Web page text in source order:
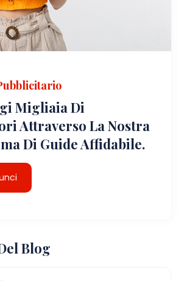
Migliaia Di
Attraverso La Nostra
Di Guide Affidabile.
Blog